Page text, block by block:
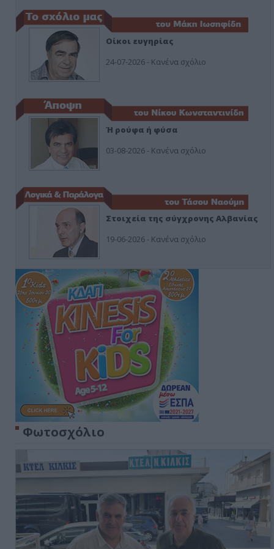
Οίκοι ευγηρίας
24-07-2026 - Κανένα σχόλιο
Ή ρούφα ή φύσα
03-08-2026 - Κανένα σχόλιο
Στοιχεία της σύγχρονης Αλβανίας
19-06-2026 - Κανένα σχόλιο
Φωτοσχόλιο